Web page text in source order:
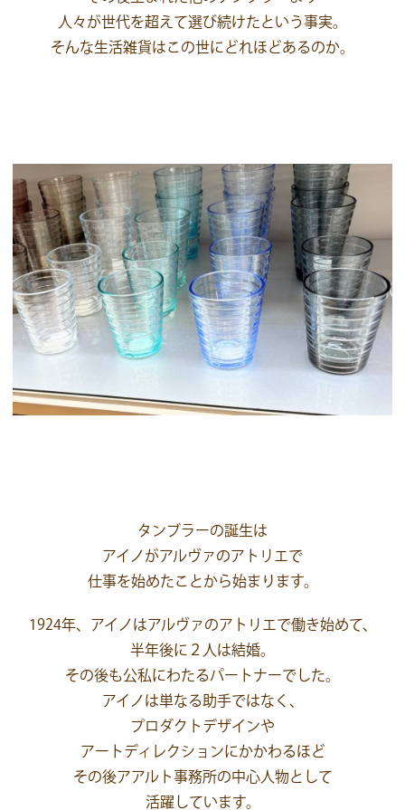
人々が世代を超えて選び続けたという事実。
そんな生活雑貨はこの世にどれほどあるのか。
タンブラーの誕生は
アイノがアルヴァのアトリエで
仕事を始めたことから始まります。
1924年、アイノはアルヴァのアトリエで働き始めて、
半年後に２人は結婚。
その後も公私にわたるパートナーでした。
アイノは単なる助手ではなく、
プロダクトデザインや
アートディレクションにかかわるほど
その後アアルト事務所の中心人物として
活躍しています。